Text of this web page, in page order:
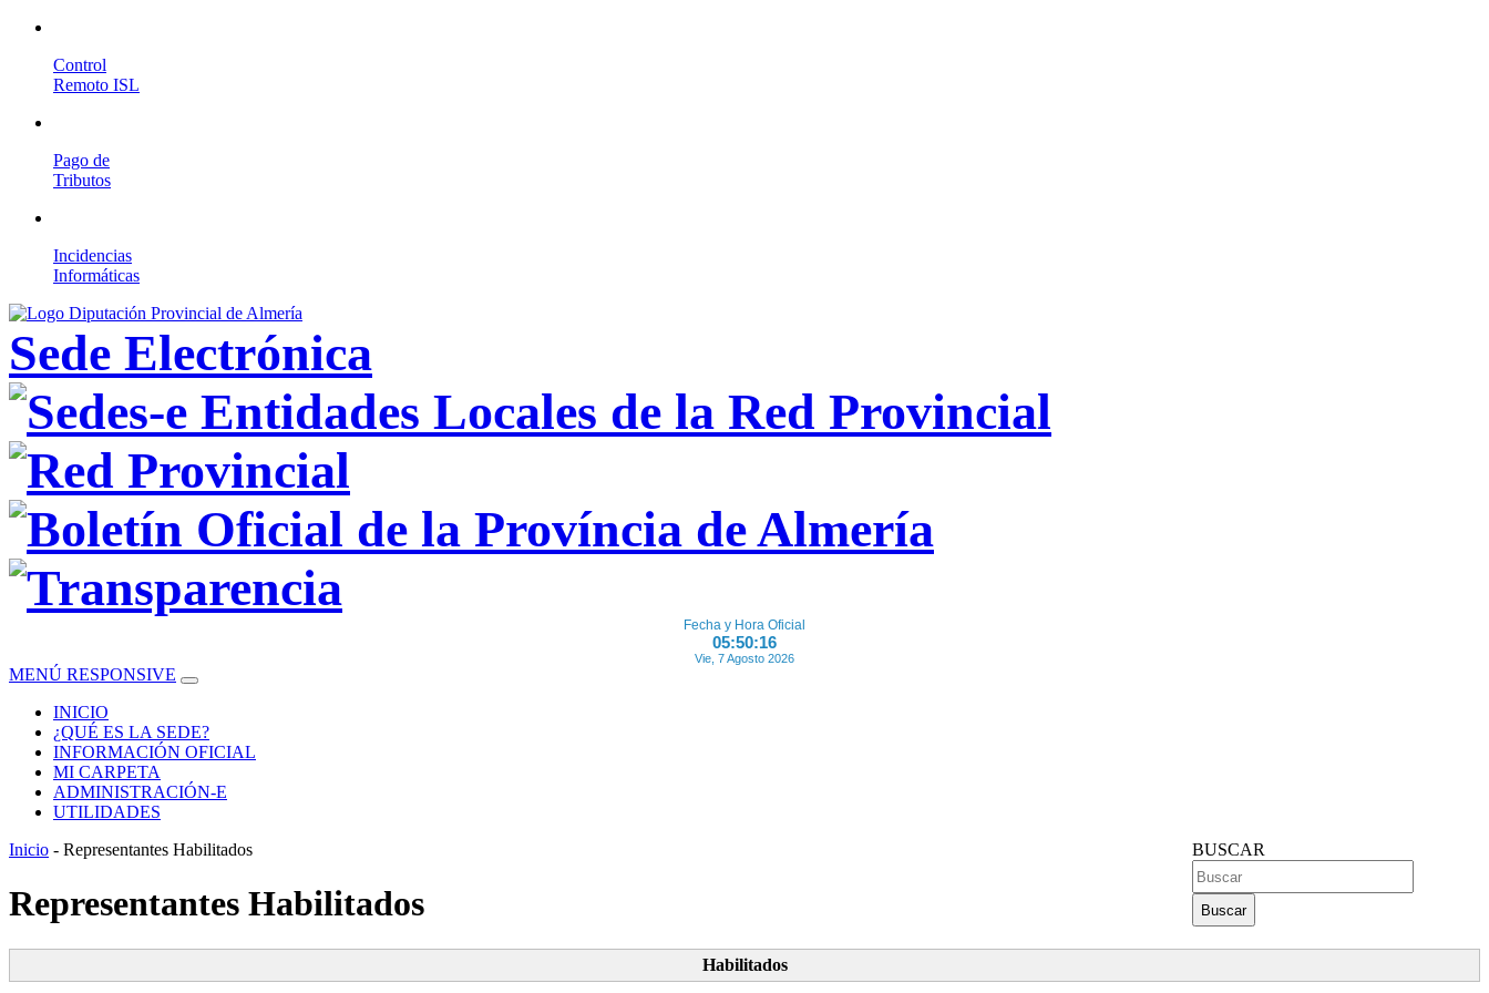
Control
Remoto ISL
Pago de
Tributos
Incidencias
Informáticas
Sede Electrónica
Fecha y Hora Oficial
05:50:17
Vie, 7 Agosto 2026
MENÚ RESPONSIVE
INICIO
¿QUÉ ES LA SEDE?
INFORMACIÓN OFICIAL
MI CARPETA
ADMINISTRACIÓN-E
UTILIDADES
BUSCAR
Buscar
Inicio - Representantes Habilitados
Representantes Habilitados
Habilitados